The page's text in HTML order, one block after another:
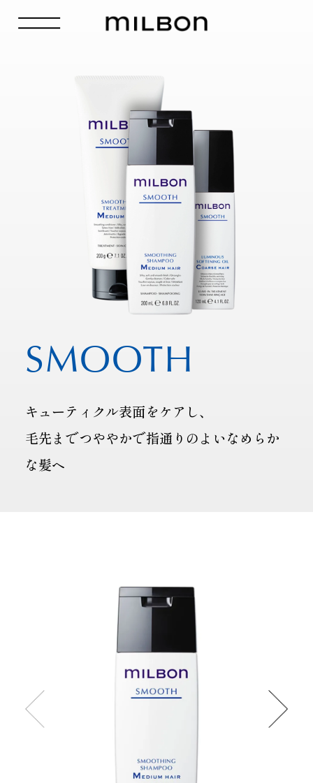
SMOOTH
キューティクル表面をケアし、
毛先までつややかで指通りのよいなめらか
な髪ヘ